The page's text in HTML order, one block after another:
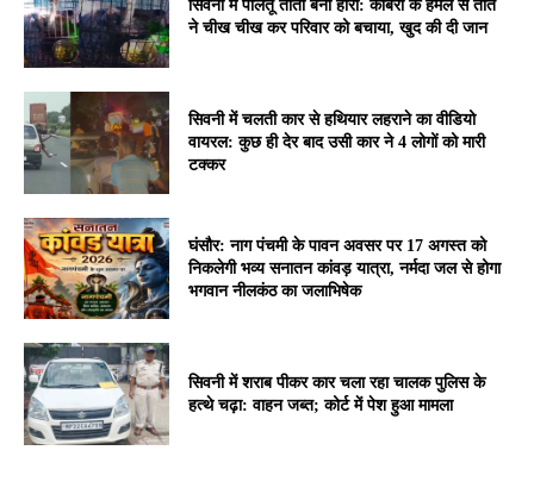
सिवनी में पालतू तोता बना हीरो: कोबरा के हमले से तोते
ने चीख चीख कर परिवार को बचाया, खुद की दी जान
सिवनी में चलती कार से हथियार लहराने का वीडियो
वायरल: कुछ ही देर बाद उसी कार ने 4 लोगों को मारी
टक्कर
घंसौर: नाग पंचमी के पावन अवसर पर 17 अगस्त को
निकलेगी भव्य सनातन कांवड़ यात्रा, नर्मदा जल से होगा
भगवान नीलकंठ का जलाभिषेक
सिवनी में शराब पीकर कार चला रहा चालक पुलिस के
हत्थे चढ़ा: वाहन जब्त; कोर्ट में पेश हुआ मामला